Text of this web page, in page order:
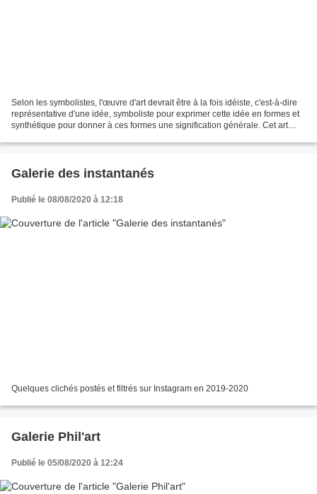
Selon les symbolistes, l'œuvre d'art devrait être à la fois idéiste, c'est-à-dire
représentative d'une idée, symboliste pour exprimer cette idée en formes et
synthétique pour donner à ces formes une signification générale. Cet art
Galerie des instantanés
Publié le 08/08/2020 à 12:18
Quelques clichés postés et filtrés sur Instagram en 2019-2020
Galerie Phil'art
Publié le 05/08/2020 à 12:24